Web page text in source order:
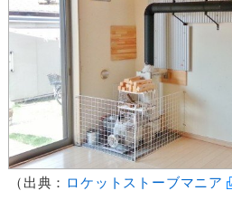
（出典： ロケットストーブマニア